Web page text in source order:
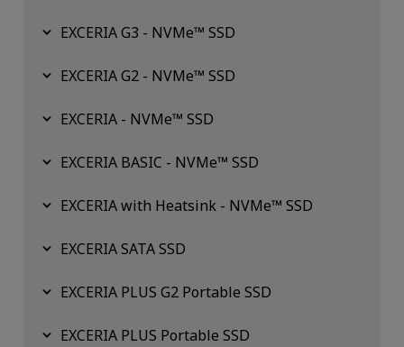
EXCERIA G3 - NVMe™ SSD
EXCERIA G2 - NVMe™ SSD
EXCERIA - NVMe™ SSD
EXCERIA BASIC - NVMe™ SSD
EXCERIA with Heatsink - NVMe™ SSD
EXCERIA SATA SSD
EXCERIA PLUS G2 Portable SSD
EXCERIA PLUS Portable SSD